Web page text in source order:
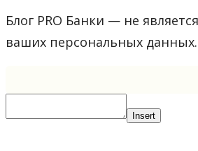
Блог PRO Банки — не
ваших персональных данных.
Insert